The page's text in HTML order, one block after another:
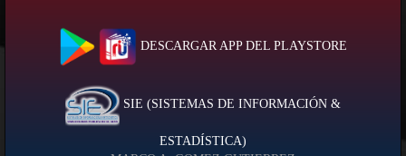
DESCARGAR APP DEL PLAYSTORE
SIE (SISTEMAS DE INFORMACIÓN &
ESTADÍSTICA)